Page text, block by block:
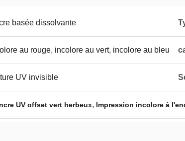
basée dissolvante
au rouge, incolore au vert, incolore au bleu
UV invisible
UV offset vert herbeux, Impression incolore à